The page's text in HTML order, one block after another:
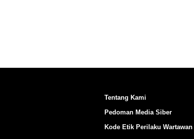
Tentang Kami
Pedoman Media Siber
Kode Etik Perilaku Wartawan